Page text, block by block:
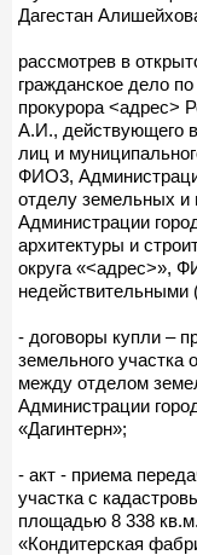
Дагестан
рассмотрев в
гражданское дело
прокурора <адрес>
А.И., действующего в
лиц и
ФИО3,
отделу земельных
Администрации
архитектуры и
округа «<адрес>»,
недействительными
- договоры купли –
земельного
между отделом
Администрации
«Дагинтерн»;
- акт - приема
участка с
площадью 8 338
«Кондитерская